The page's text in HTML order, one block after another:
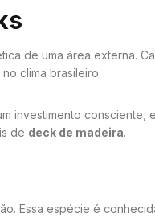
de uma área externa.
clima brasileiro.
investimento
de deck de madeira.
Essa espécie é